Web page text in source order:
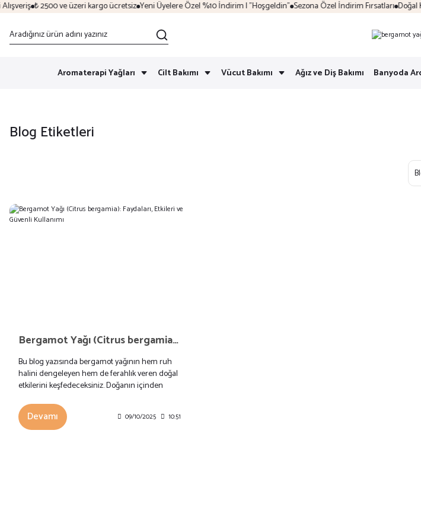
₺ 2500 ve üzeri kargo ücretsiz Yeni Üyelere Özel %10 İndirim | "Hoşgeldin" Sezona Özel İndirim Fırsatları Doğal
Aromaterapi Yağları Cilt Bakımı Vücut Bakımı Ağız ve Diş Bakımı Banyoda
Blog Etiketleri
Bergamot Yağı (Citrus bergamia): Faydaları, Etkileri ve Güvenli Kullanımı
Bu blog yazısında bergamot yağının hem ruh
halini dengeleyen hem de ferahlık veren doğal
etkilerini keşfedeceksiniz. Doğanın içinden
bırakıyor.
Devamı 09/10/2025 10:51